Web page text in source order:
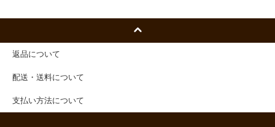
返品について
配送・送料について
支払い方法について